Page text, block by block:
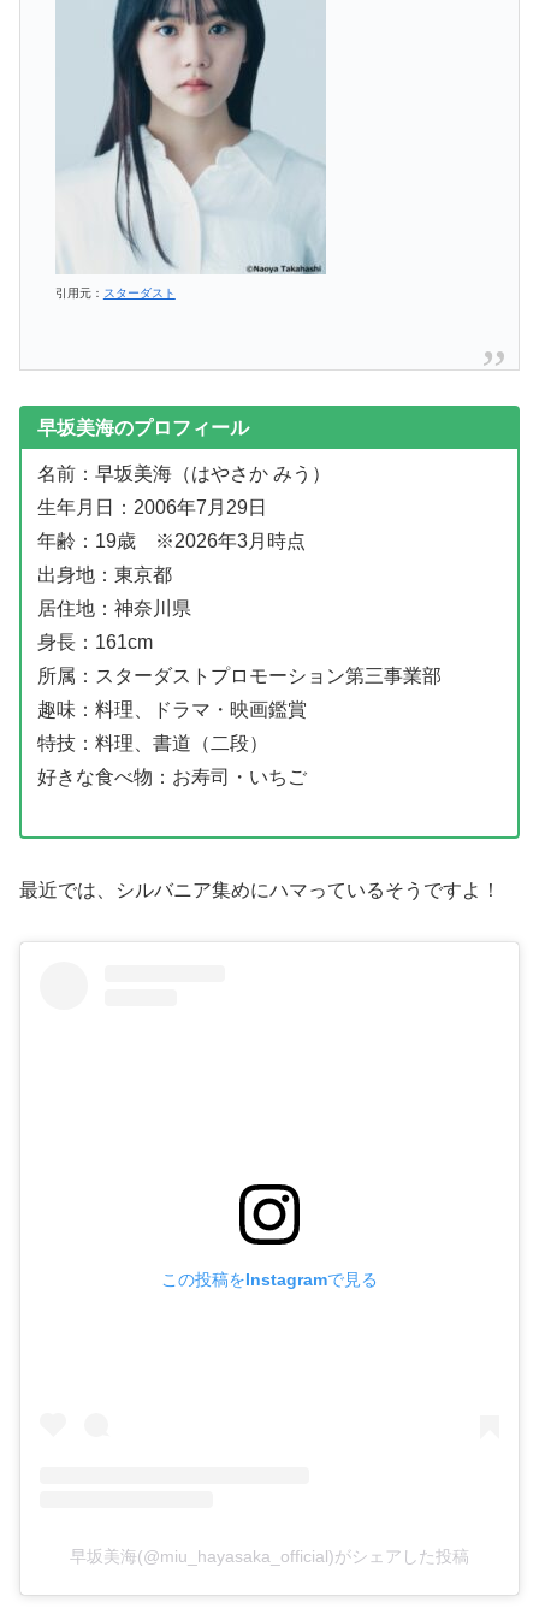
引用元： スターダスト
早坂美海のプロフィール
名前：早坂美海（はやさか みう）
生年月日：2006年7月29日
年齢：19歳 ※2026年3月時点
出身地：東京都
居住地：神奈川県
身長：161cm
所属：スターダストプロモーション第三事業部
趣味：料理、ドラマ・映画鑑賞
特技：料理、書道（二段）
好きな食べ物：お寿司・いちご
最近では、シルバニア集めにハマっているそうですよ！
この投稿をInstagramで見る
早坂美海(@miu_hayasaka_official)がシェアした投稿